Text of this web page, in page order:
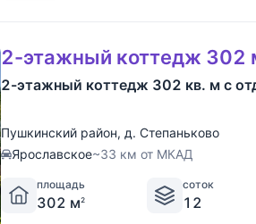
2-этажный коттедж 302
2-этажный коттедж 302 кв. м с
Пушкинский район, д. Степаньково
Ярославское~33 км от МКАД
площадь
302 м2
соток
12